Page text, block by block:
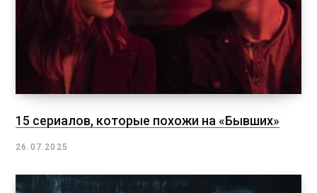
15 сериалов, которые похожи на «Бывших»
26.07.2025